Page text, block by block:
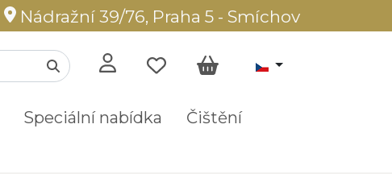
Nádražní 39/76, Praha 5 - Smíchov
Speciální nabídka
Čištění